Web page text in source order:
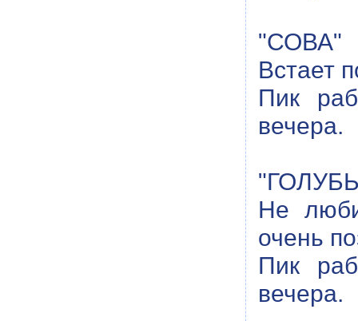
"СОВА"
Встает
Пик
вечера.
Не
очень
Пик
вечера.